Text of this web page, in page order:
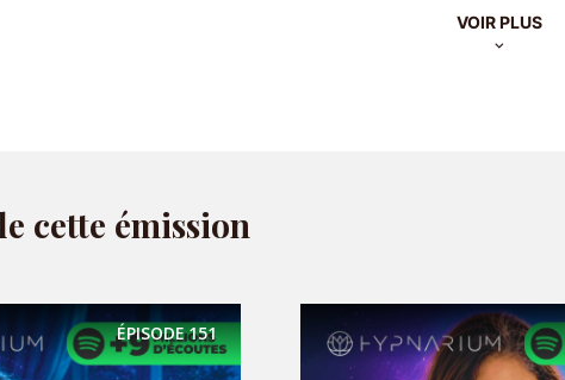
acast.com/privacypour plus d’informations.
discussion
VOIR PLUS
cette émission
ÉPISODE151